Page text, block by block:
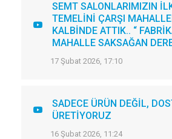
SEMT SALONLARIMIZIN
TEMELİNİ ÇARŞI
KALBİNDE ATTIK.. “
MAHALLE SAKSAĞAN
17 Şubat 2026, 17:10
SADECE ÜRÜN DEĞİL,
ÜRETİYORUZ
16 Şubat 2026, 11:24